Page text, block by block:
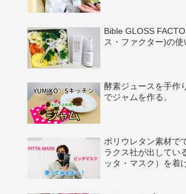
Bible GLOSS
ス・ファクター)の使
酵素ジュースを手作
でジャムを作る。
ポリウレタン素材で
ラクス社が出してい
ッタ・マスク）を着